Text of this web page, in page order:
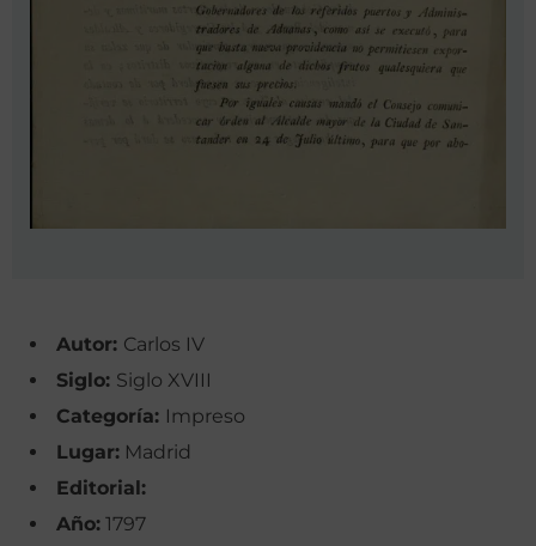
Autor: Carlos IV
Siglo: Siglo XVIII
Categoría: Impreso
Lugar: Madrid
Editorial:
Año: 1797